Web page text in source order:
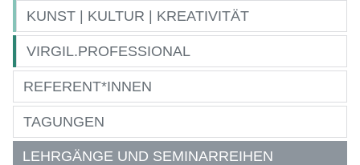
KUNST | KULTUR | KREATIVITÄT
VIRGIL.PROFESSIONAL
REFERENT*INNEN
TAGUNGEN
LEHRGÄNGE UND SEMINARREIHEN